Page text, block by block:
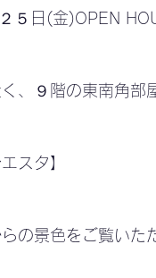
５日(金)OPEN
、９階の東南角部
スタ】
の景色をご覧いた